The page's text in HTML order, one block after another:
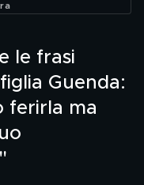
le frasi
Guenda:
ferirla ma